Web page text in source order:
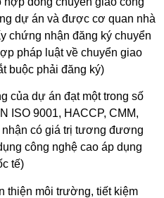
dự án và được cơ quan nhà
chứng nhận đăng ký chuyển
pháp luật về chuyển giao
buộc phải đăng ký)
của dự án đạt một trong số
ISO 9001, HACCP, CMM,
có giá trị tương đương
công nghệ cao áp dụng
tế)
thiện môi trường, tiết kiệm